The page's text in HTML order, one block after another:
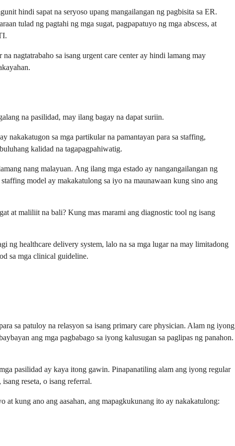
hindi sapat na seryoso upang mangailangan ng pagbisita sa ER.
tulad ng pagtahi ng mga sugat, pagpapatuyo ng mga abscess, at
nagtatrabaho sa isang urgent care center ay hindi lamang may
na pasilidad, may ilang bagay na dapat suriin.
sa mga partikular na pamantayan para sa staffing,
kalidad na tagapagpahiwatig.
nang malayuan. Ang ilang mga estado ay nangangailangan ng
model ay makakatulong sa iyo na maunawaan kung sino ang
at maliliit na bali? Kung mas marami ang diagnostic tool ng isang
ng healthcare delivery system, lalo na sa mga lugar na may limitadong
sa mga clinical guideline.
sa patuloy na relasyon sa isang primary care physician. Alam ng iyong
ang mga pagbabago sa iyong kalusugan sa paglipas ng panahon.
pasilidad ay kaya itong gawin. Pinapanatiling alam ang iyong regular
reseta, o isang referral.
at kung ano ang aasahan, ang mapagkukunang ito ay nakakatulong: